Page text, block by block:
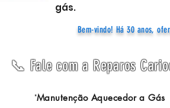
gás.
Bem-vindo! Há 30 anos,
📞 Fale com a Reparos
"Manutenção Aquecedor a